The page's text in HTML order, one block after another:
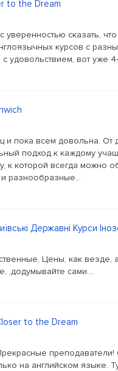
to the Dream
уверенностью сказать,
курсов с
удовольствием, вот уже
пока всем довольна. От
подход к каждому
к которой всегда
разнообразные...
Державні Курси
Цены, как
,додумывайте сами....
to the Dream
на английском языке.